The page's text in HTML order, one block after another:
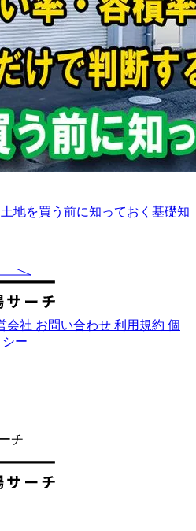
地を買う前に知っておく基礎知
会社 お問い合わせ 利用規約 個
シー
チ